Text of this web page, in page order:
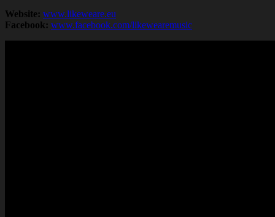
Website: www.likeweare.eu
Facebook: www.facebook.com/likewearemusic